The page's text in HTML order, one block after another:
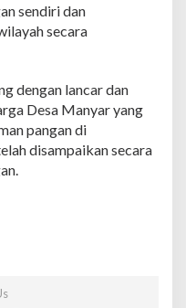
sendiri dan
secara
dengan lancar dan
Desa Manyar yang
pangan di
disampaikan secara